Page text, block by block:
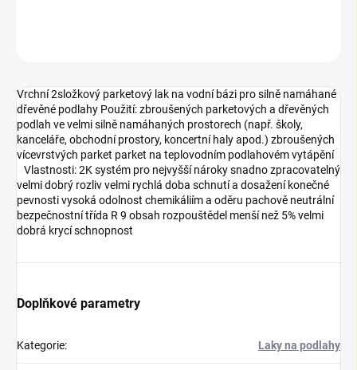
Vrchní 2složkový parketový lak na vodní bázi pro silně namáhané
dřevěné podlahy Použití: zbroušených parketových a dřevěných
podlah ve velmi silně namáhaných prostorech (např. školy,
kanceláře, obchodní prostory, koncertní haly apod.) zbroušených
vícevrstvých parket parket na teplovodním podlahovém vytápění
Vlastnosti: 2K systém pro nejvyšší nároky snadno zpracovatelný
velmi dobrý rozliv velmi rychlá doba schnutí a dosažení konečné
pevnosti vysoká odolnost chemikáliím a oděru pachově neutrální
bezpečnostní třída R 9 obsah rozpouštědel menší než 5% velmi
dobrá krycí schnopnost
Doplňkové parametry
Kategorie: Laky na podlahy